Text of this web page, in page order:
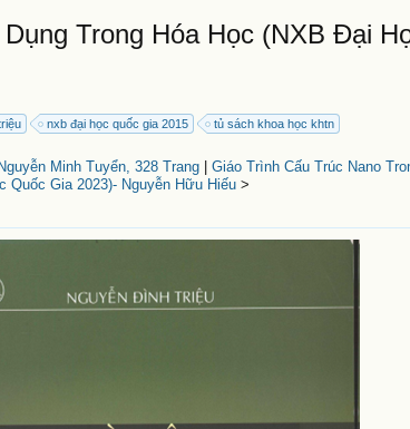
Trong Hóa Học (NXB Đại
nxb đại học quốc gia 2015 tủ sách khoa học khtn
Minh Tuyển, 328 Trang| Giáo Trình Cấu Trúc Nano
Quốc Gia 2023)- Nguyễn Hữu Hiếu >